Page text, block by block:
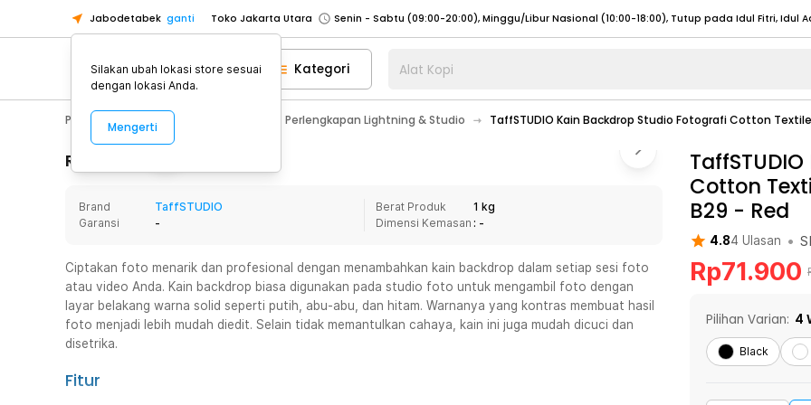
Jabodetabek ganti Toko Jakarta Utara
Toko Tangerang
Toko Cikupa
Pick n Go Jakarta Barat
Senin - Jumat (07:00 - 20:00), Sabtu - Minggu (08:00 - 20:00), Tutup pada Idul Fitri
Pick n Go Bekasi
Senin - Jumat (08:00 - 20:00), Sabtu - Minggu/ Libur Nasional (08:00 - 17:00) Selengkapnya
Senin - Jumat (08:00 - 20:00), Sabtu - Minggu/ Libur Nasional (08:00 - 17:00) Selengkapnya
Senin - Sabtu (09:00-20:00), Minggu/Libur Nasional (12:00-20:00), Tutup pada Idul Fitri
Toko Jakarta Barat
Senin - Sabtu (09:00-20:00), Minggu/Libur Nasional (12:00-20:00), Tutup pada Idul Fitri
Toko Tangerang
Toko Cikupa
Pick n Go Jakarta Barat
Senin - Jumat (07:00 - 20:00), Sabtu - Minggu (08:00 - 20:00), Tutup pada Idul Fitri
Senin - Jumat (08:00 - 20:00), Sabtu - Minggu/ Libur Nasional (08:00 - 17:00) Selengkapnya
Kategori Alat Kopi
Photography Aksesoris Kamera Perlengkapan Lightning & Studio TaffSTUDIO Kain Backdrop Studio Fotografi Cotton
Rincian Produk
Brand
TaffSTUDIO
Garansi
-
Berat Produk
1 kg
Dimensi Kemasan : -
Ciptakan foto menarik dan profesional dengan menambahkan kain backdrop dalam setiap sesi foto
atau video Anda. Kain backdrop biasa digunakan pada studio foto untuk mengambil foto dengan
layar belakang warna solid seperti putih, abu-abu, dan hitam. Warnanya yang kontras membuat hasil
foto menjadi lebih mudah diedit. Selain tidak memantulkan cahaya, kain ini juga mudah dicuci dan
disetrika.
Fitur
Cotton
B29 - Red
4.84 Ulasan •
Rp71.900
Pilihan Varian: 4
Black
Silakan ubah lokasi store sesuai
dengan lokasi Anda.
Mengerti